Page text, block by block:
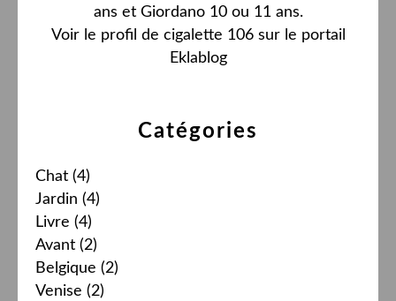
Catégories
Chat (4)
Jardin (4)
Livre (4)
Avant (2)
Belgique (2)
Venise (2)
ans et Giordano 10 ou 11 ans.
Voir le profil de cigalette 106sur le portail
Eklablog